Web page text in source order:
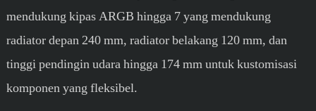
mendukung kipas ARGB hingga 7 yang mendukung
radiator depan 240 mm, radiator belakang 120 mm, dan
tinggi pendingin udara hingga 174 mm untuk kustomisasi
komponen yang fleksibel.